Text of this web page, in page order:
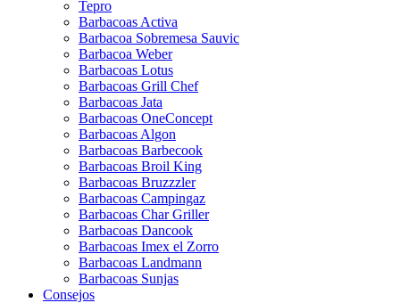
Tepro
Barbacoas Activa
Barbacoa Sobremesa Sauvic
Barbacoa Weber
Barbacoas Lotus
Barbacoas Grill Chef
Barbacoas Jata
Barbacoas OneConcept
Barbacoas Algon
Barbacoas Barbecook
Barbacoas Broil King
Barbacoas Bruzzzler
Barbacoas Campingaz
Barbacoas Char Griller
Barbacoas Dancook
Barbacoas Imex el Zorro
Barbacoas Landmann
Barbacoas Sunjas
Consejos